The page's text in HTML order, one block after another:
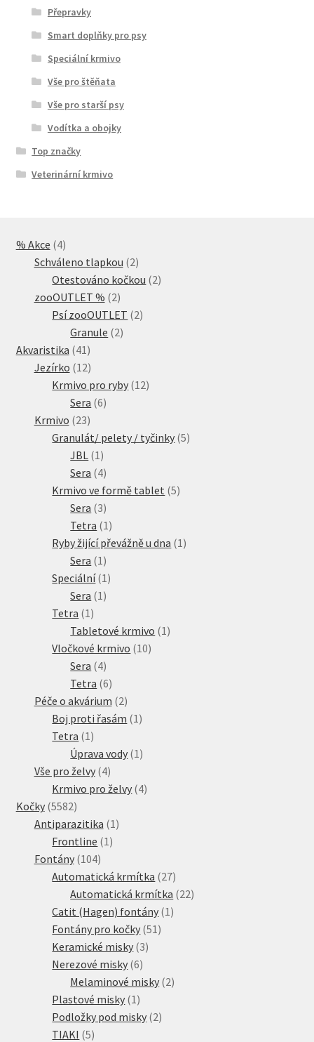
Přepravky
Smart doplňky pro psy
Speciální krmivo
Vše pro štěňata
Vše pro starší psy
Vodítka a obojky
Top značky
Veterinární krmivo
% Akce 44
produkty
Schváleno tlapkou 22
produkty
Otestováno kočkou 22
zooOUTLET % 22
produkty
Psí zooOUTLET 22
Granule 22
Akvaristika 41 41
produktů
Jezírko 1212
produktů
Krmivo pro ryby 1212
Sera 66
Krmivo 2323
produktů
Granulát/ pelety / tyčinky 55
JBL 1 1
produkt
Sera 44
produkty
Krmivo ve formě tablet 55
Sera 33
produkty
Tetra 1 1
produkt
Ryby žijící převážně u dna 1 1
Sera 1 1
produkt
Speciální 1 1
Sera 1 1
Tetra 1 1
produkt
Tabletové krmivo 1 1
Vločkové krmivo 1010
Sera 44
produkty
Tetra 66
produktů
Péče o akvárium 22
produkty
Boj proti řasám 1 1
Tetra 1 1
produkt
Úprava vody 1 1
Vše pro želvy 44
produkty
Krmivo pro želvy 44
Kočky 55825582
produktů
Antiparazitika 1 1
Frontline 1 1
Fontány 104104
produktů
Automatická krmítka 2727
produktů
Automatická krmítka 2222
Catit (Hagen) fontány 1 1
Fontány pro kočky 51 51
Keramické misky 33
Nerezové misky 66
produktů
Melaminové misky 22
Plastové misky 1 1
produkt
Podložky pod misky 22
TIAKI 55